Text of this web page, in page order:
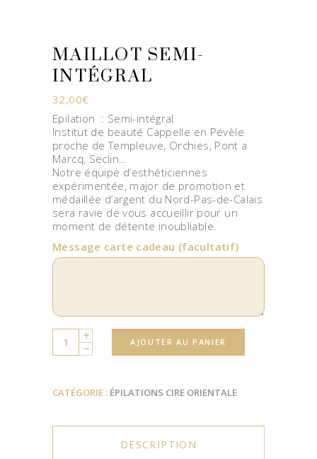
MAILLOT SEMI-
INTÉGRAL
32,00€
Epilation : Semi-intégral
Institut de beauté Cappelle en Pévèle
proche de Templeuve, Orchies, Pont a
Marcq, Seclin…
Notre équipe d’esthéticiennes
expérimentée, major de promotion et
médaillée d’argent du Nord-Pas-de-Calais
sera ravie de vous accueillir pour un
moment de détente inoubliable.
Message carte cadeau (facultatif)
Quantity AJOUTER AU PANIER
CATÉGORIE : ÉPILATIONS CIRE ORIENTALE
DESCRIPTION